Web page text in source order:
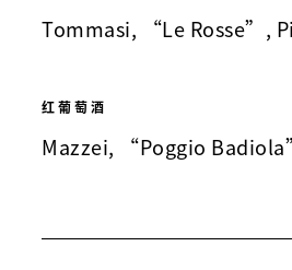
Tommasi, “Le Rosse”,
红葡萄酒
Mazzei, “Poggio